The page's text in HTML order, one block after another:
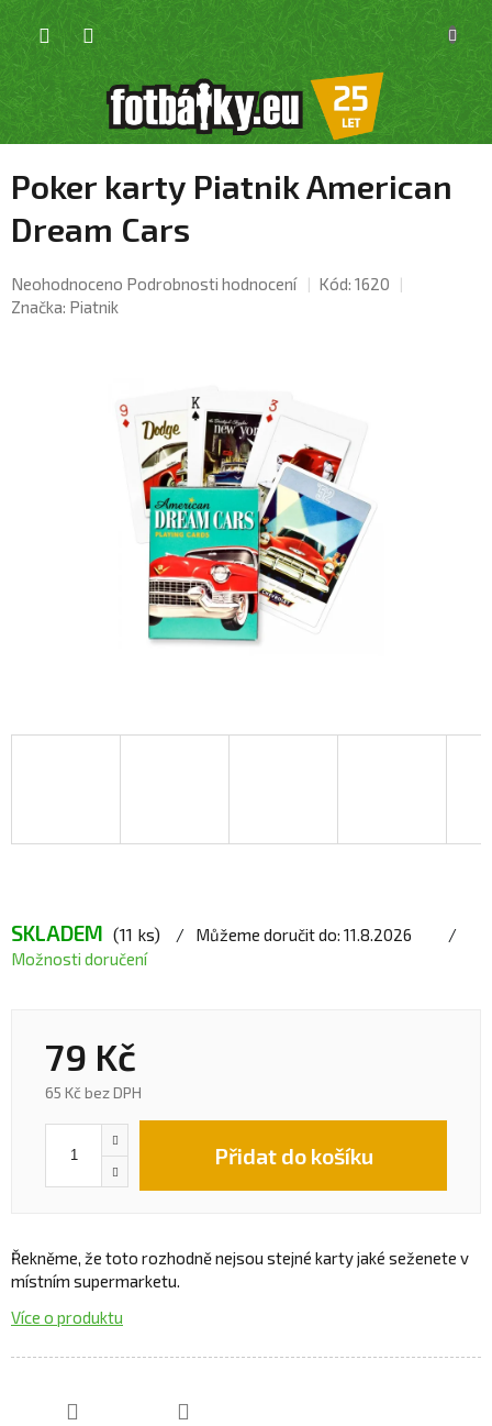
Přejít
obsah
KOŠÍK
Poker karty Piatnik American
Dream Cars
Průměrné
hodnocení
Neohodnoceno Podrobnosti hodnocení Kód: 1620
Značka: Piatnik
SKLADEM (11 ks) Můžeme doručit do: 11.8.2026
Možnosti doručení
79 Kč
65 Kč bez DPH
Přidat do košíku
Řekněme, že toto rozhodně nejsou stejné karty jaké seženete v
místním supermarketu.
Více o produktu